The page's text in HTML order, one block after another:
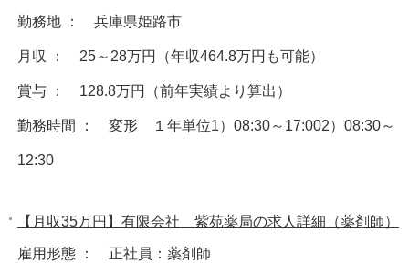
勤務地 ： 兵庫県姫路市
月収 ： 25～28万円（年収464.8万円も可能）
賞与 ： 128.8万円（前年実績より算出）
勤務時間 ： 変形 １年単位1）08:30～17:002）08:30～
12:30
【月収35万円】有限会社 紫苑薬局の求人詳細（薬剤師）
雇用形態 ： 正社員：薬剤師